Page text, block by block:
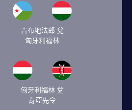
吉布地法郎 兌
匈牙利福林
匈牙利福林 兌
肯亞先令